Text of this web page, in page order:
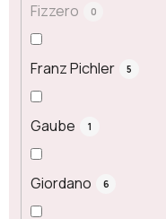
Fizzero 0
Franz Pichler 5
Gaube 1
Giordano 6